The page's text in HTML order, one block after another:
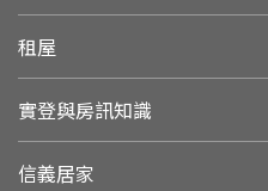
租屋
實登與房訊知識
信義居家